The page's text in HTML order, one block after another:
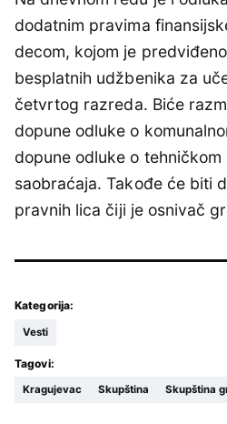
dodatnim pravima
decom, kojom je
besplatnih udžbenika za
četvrtog razreda. Biće
dopune odluke o
dopune odluke o tehničkom
saobraćaja. Takođe će biti
pravnih lica čiji je osnivač
Kategorija:
Vesti
Tagovi:
Kragujevac Skupština Skupština